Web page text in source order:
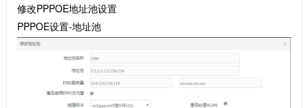
修改PPPOE地址池设置
PPPOE设置-地址池